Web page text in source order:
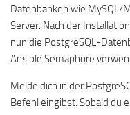
Datenbanken wie MySQL/
Server. Nach der
nun die PostgreSQL-
Ansible Semaphore
Melde dich in der
Befehl eingibst. Sobald du